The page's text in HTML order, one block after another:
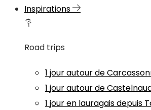
Inspirations
Road trips
1 jour autour de
1 jour autour de
1 jour en lauragais depuis